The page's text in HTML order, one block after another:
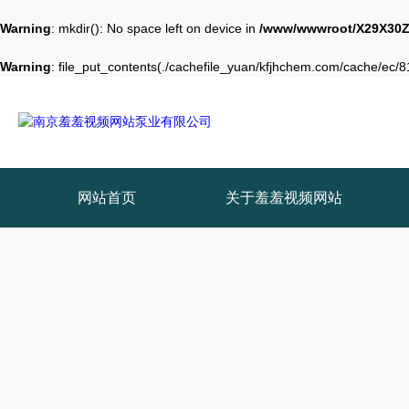
Warning: mkdir(): No space left on device in /www/wwwroot/
Warning: file_put_contents(./cachefile_yuan/kfjhchem.com/cache/
网站首页 关于羞羞视频网站